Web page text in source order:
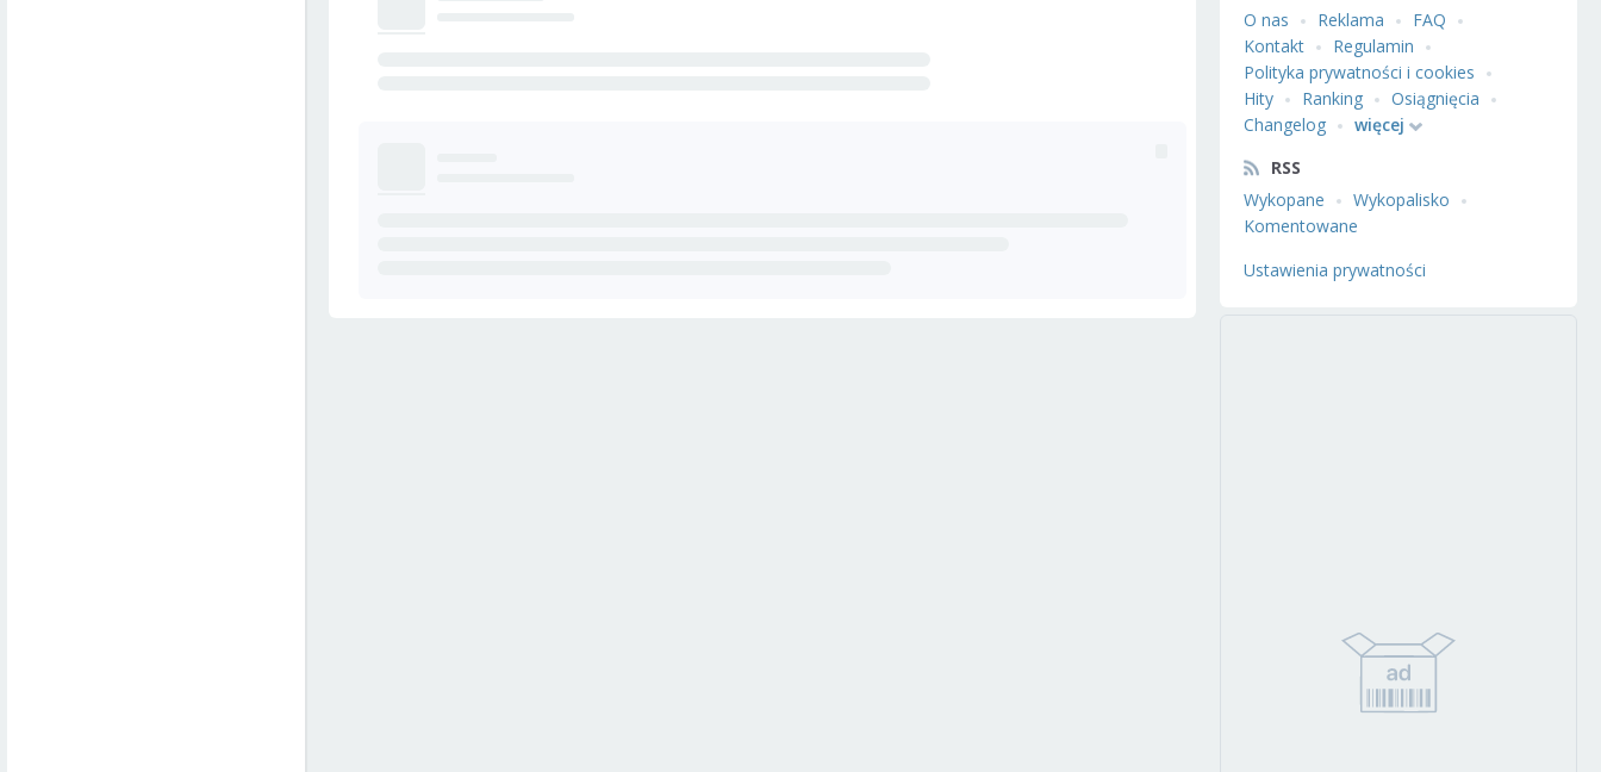
O nas
Reklama
FAQ
Kontakt
Regulamin
Polityka prywatności i cookies
Hity
Ranking
Osiągnięcia
Changelog
więcej
RSS
Wykopane
Wykopalisko
Komentowane
Ustawienia prywatności